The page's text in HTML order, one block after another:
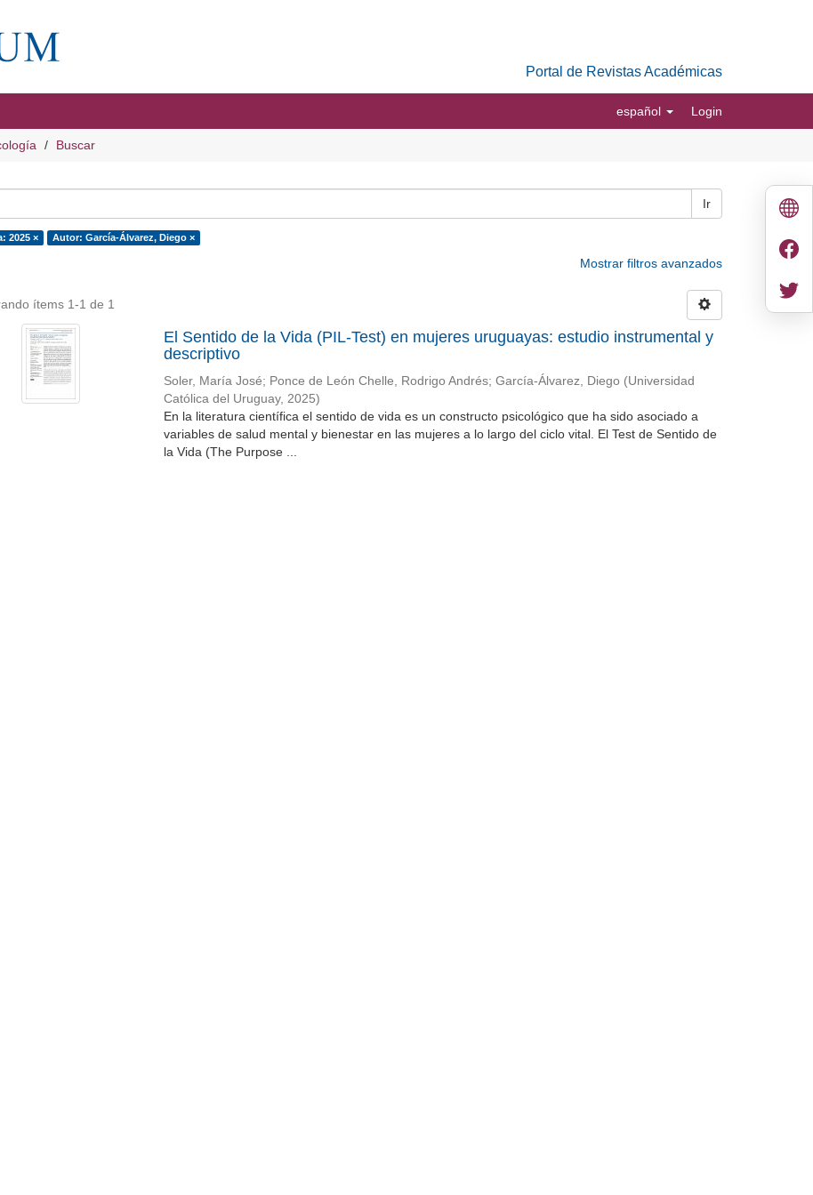
Portal de Revistas Académicas
español Login
Buscar
Ir
2025 × Autor: García-Álvarez, Diego ×
Mostrar filtros avanzados
ítems 1-1 de 1
El Sentido de la Vida (PIL-Test) en mujeres uruguayas: estudio instrumental y
descriptivo
Soler, María José; Ponce de León Chelle, Rodrigo Andrés; García-Álvarez, Diego (Universidad
Católica del Uruguay, 2025)
En la literatura científica el sentido de vida es un constructo psicológico que ha sido asociado a
variables de salud mental y bienestar en las mujeres a lo largo del ciclo vital. El Test de Sentido de
la Vida (The Purpose ...